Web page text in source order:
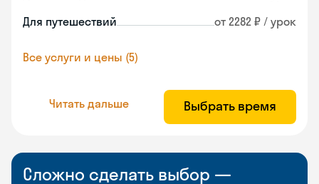
Для путешествий от 2282 ₽ / урок
Все услуги и цены (5)
Читать дальше Выбрать время
Сложно сделать выбор —